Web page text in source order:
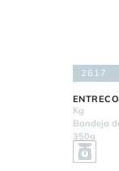
2617
Kg
Bandeja
350g